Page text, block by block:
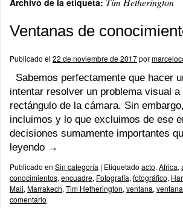
Archivo de la etiqueta:
Ventanas de
Publicado el 22 de noviembre de 2017por
Sabemos perfectamente que hacer
intentar resolver un problema visual a
rectángulo de la cámara. Sin
incluimos y lo que excluimos de ese
decisiones sumamente importantes
leyendo →
Publicado en Sin categoría | Etiquetado acto, Africa,
conocimientos, encuadre, Fotografía, fotográfico,
Mali, Marrakech, Tim Hetherington, ventana,
comentario